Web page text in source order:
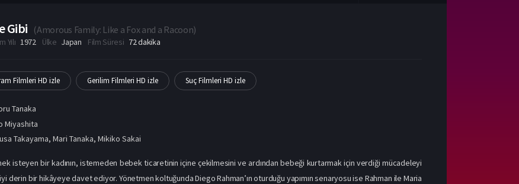
Gibi (Amorous Family: Like a Fox and a Racoon)
Yılı 1972 Ülke Japan Film Süresi 72 dakika
Filmleri HD izle Gerilim Filmleri HD izle Suç Filmleri HD izle
Tanaka
Miyashita
Takayama,Mari Tanaka,Mikiko Sakai
isteyen bir kadının, istemeden bebek ticaretinin içine çekilmesini ve ardından bebeği kurtarmak için verdiği mücadeleyi
derin bir hikâyeye davet ediyor. Yönetmen koltuğunda Diego Rahman’ın oturduğu yapımın senaryosu ise Rahman ile Maria